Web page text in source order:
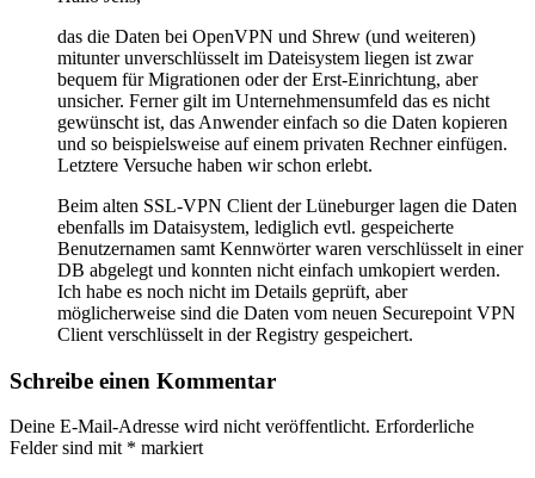
das die Daten bei OpenVPN und Shrew (und weiteren)
mitunter unverschlüsselt im Dateisystem liegen ist zwar
bequem für Migrationen oder der Erst-Einrichtung, aber
unsicher. Ferner gilt im Unternehmensumfeld das es nicht
gewünscht ist, das Anwender einfach so die Daten kopieren
und so beispielsweise auf einem privaten Rechner einfügen.
Letztere Versuche haben wir schon erlebt.
Beim alten SSL-VPN Client der Lüneburger lagen die Daten
ebenfalls im Dataisystem, lediglich evtl. gespeicherte
Benutzernamen samt Kennwörter waren verschlüsselt in einer
DB abgelegt und konnten nicht einfach umkopiert werden.
Ich habe es noch nicht im Details geprüft, aber
möglicherweise sind die Daten vom neuen Securepoint VPN
Client verschlüsselt in der Registry gespeichert.
Schreibe einen Kommentar
Deine E-Mail-Adresse wird nicht veröffentlicht. Erforderliche
Felder sind mit * markiert